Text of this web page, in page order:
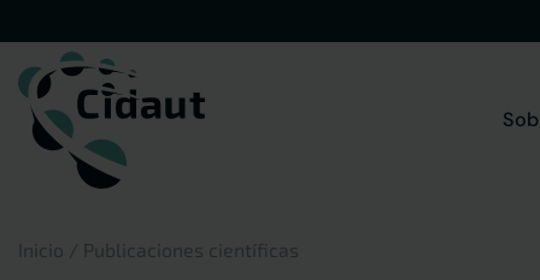
al
contenido
Inicio Publicaciones científicas